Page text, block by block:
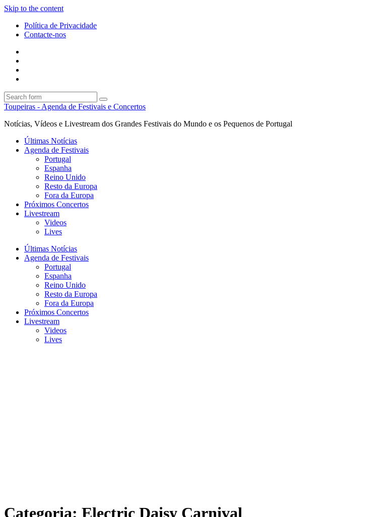
Skip to the content
Política de Privacidade
Contacte-nos
Search
Toupeiras - Agenda de Festivais e Concertos
Notícias, Vídeos e Livestream dos Grandes Festivais do Mundo e os Pequenos de Portugal
Últimas Notícias
Agenda de Festivais
Portugal
Espanha
Reino Unido
Resto da Europa
Fora da Europa
Próximos Concertos
Livestream
Videos
Lives
Últimas Notícias
Agenda de Festivais
Portugal
Espanha
Reino Unido
Resto da Europa
Fora da Europa
Próximos Concertos
Livestream
Videos
Lives
Categoria: Electric Daisy Carnival